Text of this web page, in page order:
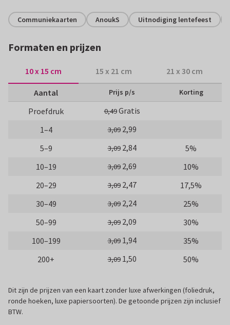
Communiekaarten AnoukS Uitnodiging lentefeest
Formaten en prijzen
10 x 15 cm 15 x 21 cm 21 x 30 cm
Aantal Prijs p/s Korting
Proefdruk 0,49Gratis
1–4
3,09 2,99
5–9
3,09 2,84
5%
10–19
3,09 2,69
10%
20–29
3,09 2,47
17,5%
30–49
3,09 2,24
25%
50–99
3,09 2,09
30%
100–199
3,09 1,94
35%
200+
3,09 1,50 50%
Dit zijn de prijzen van een kaart zonder luxe afwerkingen (foliedruk,
ronde hoeken, luxe papiersoorten). De getoonde prijzen zijn inclusief
BTW.